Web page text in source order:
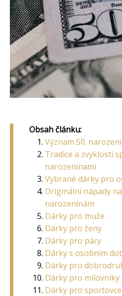
Obsah článku:
Význam 50.
Tradice a zvyklosti
narozeninami
Vybrané dárky pro
Originální nápady
narozeninám
Dárky pro muže
Dárky pro ženy
Dárky pro páry
Dárky s osobním
Dárky pro
Dárky pro milovníky
Dárky pro sportovce